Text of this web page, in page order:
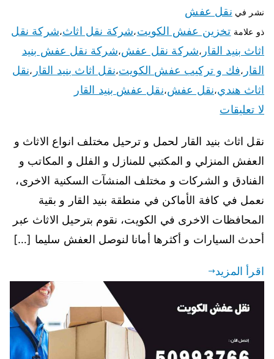
نشر في نقل عفش
ذو علامة تخزين عفش الكويت،شركة نقل اثاث،شركة نقل
اثاث بنيد القار ،شركة نقل عفش،شركة نقل عفش بنيد
القار ،فك و تركيب عفش الكويت،نقل اثاث بنيد القار ،نقل
اثاث هندي،نقل عفش،نقل عفش بنيد القار
لا تعليقات
نقل اثاث بنيد القار لحمل و ترحيل مختلف انواع الاثاث و
العفش المنزلي و المكتبي للمنازل و الفلل و المكاتب و
الفنادق و الشركات و مختلف المنشآت السكنية الاخرى،
نعمل في كافة الأماكن في منطقة بنيد القار و بقية
المحافظات الاخرى في الكويت، نقوم بترحيل الاثاث عبر
أحدث السيارات و أكثرها أمانا لنوصل العفش سليما […]
اقرأ المزيد